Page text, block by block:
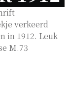
verkeerd
in 1912. Leuk
M.73